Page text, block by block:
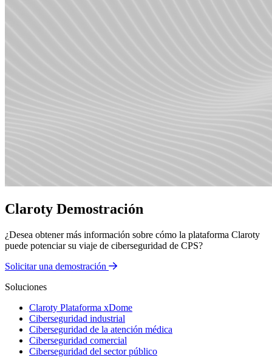
Claroty Demostración
¿Desea obtener más información sobre cómo la plataforma Claroty
puede potenciar su viaje de ciberseguridad de CPS?
Solicitar una demostración
Soluciones
Claroty Plataforma xDome
Ciberseguridad industrial
Ciberseguridad de la atención médica
Ciberseguridad comercial
Ciberseguridad del sector público